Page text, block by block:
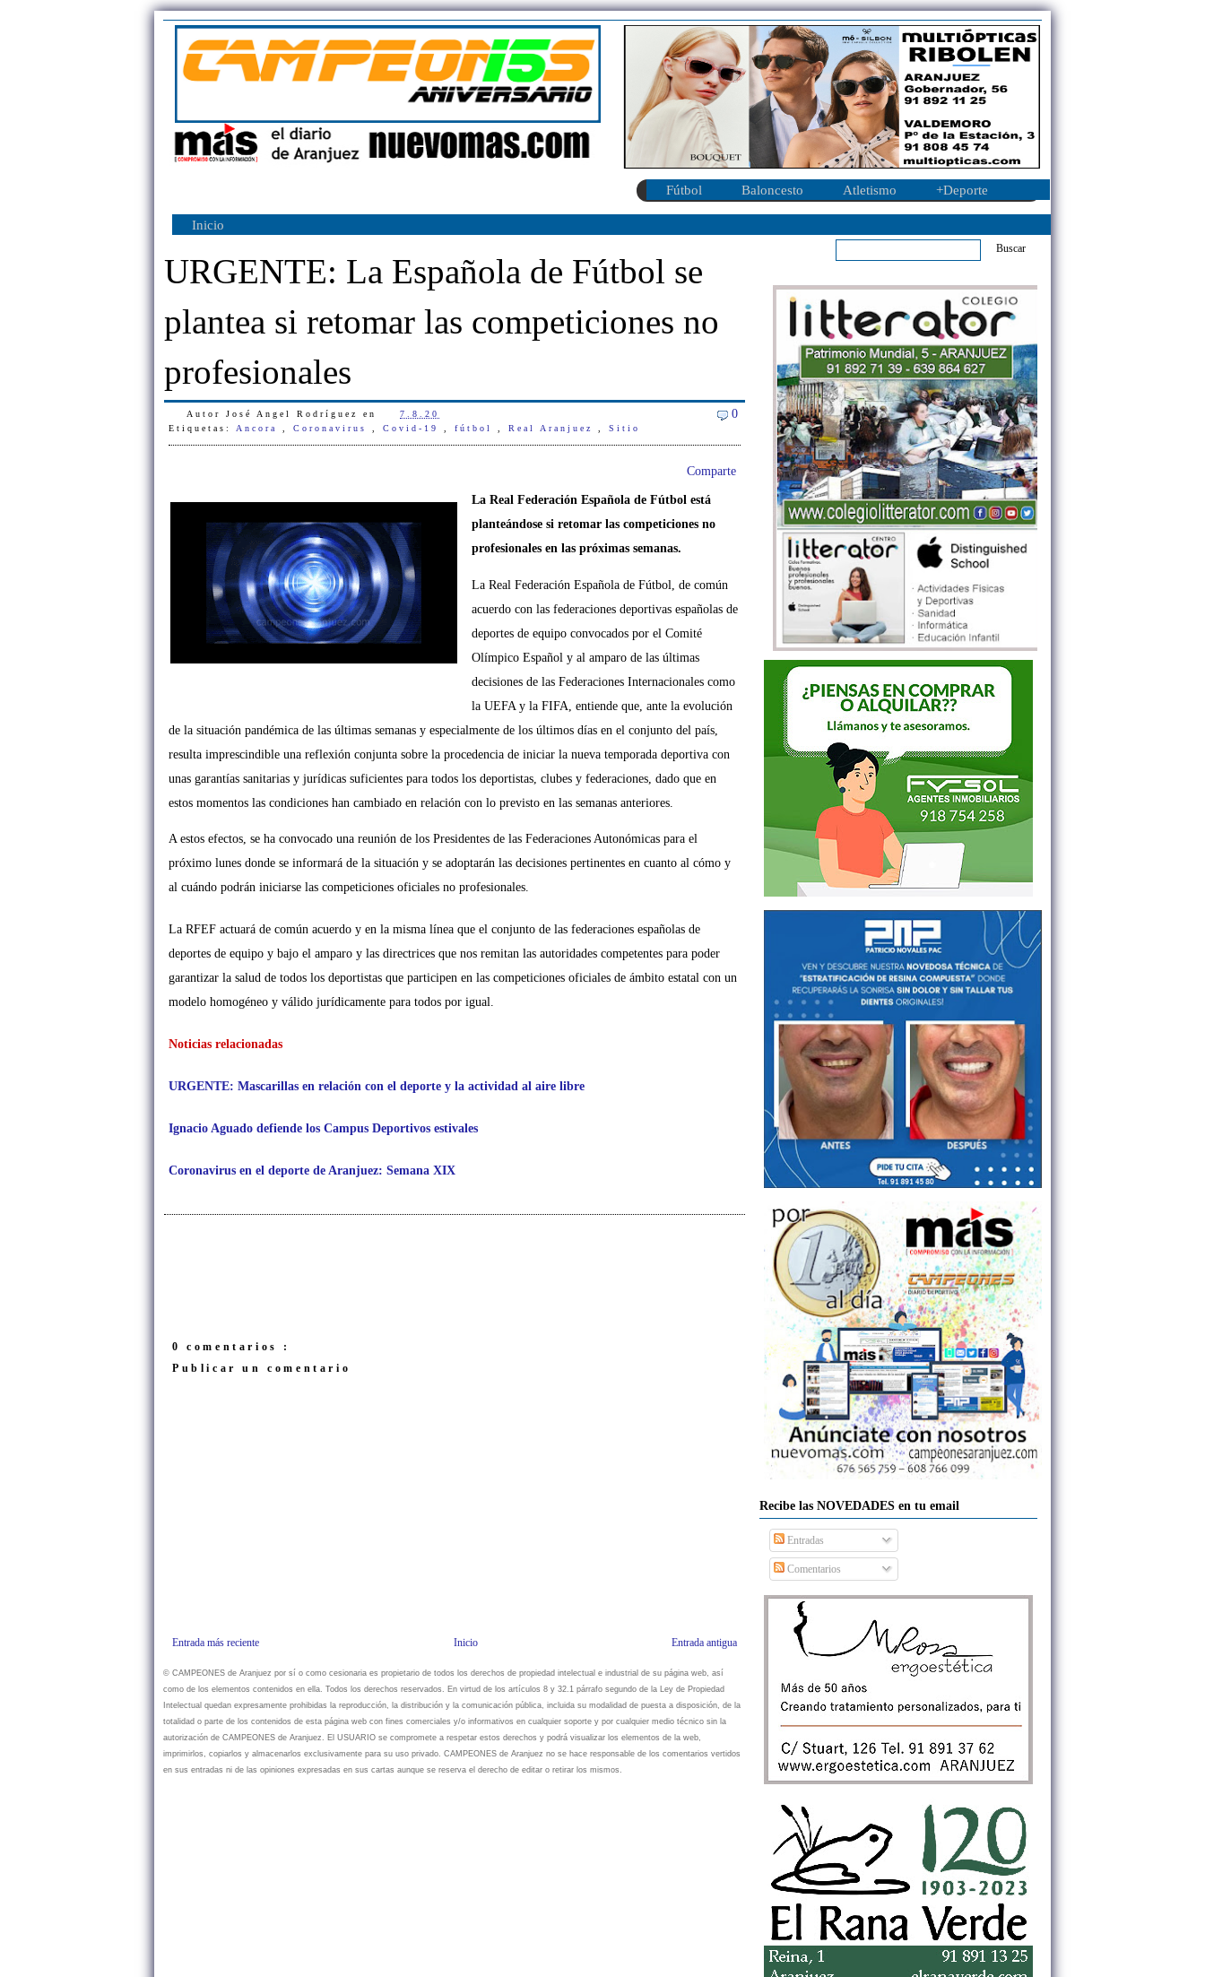
Fútbol Baloncesto Atletismo +Deporte
Inicio
URGENTE: La Española de Fútbol se
plantea si retomar las competiciones no
profesionales
Autor José Angel Rodríguez en 7.8.20 0
Etiquetas: Ancora Coronavirus Covid-19 fútbol Real Aranjuez Sitio
Comparte
La Real Federación Española de Fútbol está
planteándose si retomar las competiciones no
profesionales en las próximas semanas.
La Real Federación Española de Fútbol, de común
acuerdo con las federaciones deportivas españolas de
deportes de equipo convocados por el Comité
Olímpico Español y al amparo de las últimas
decisiones de las Federaciones Internacionales como
la UEFA y la FIFA, entiende que, ante la evolución
de la situación pandémica de las últimas semanas y especialmente de los últimos días en el conjunto del país,
resulta imprescindible una reflexión conjunta sobre la procedencia de iniciar la nueva temporada deportiva con
unas garantías sanitarias y jurídicas suficientes para todos los deportistas, clubes y federaciones, dado que en
estos momentos las condiciones han cambiado en relación con lo previsto en las semanas anteriores.
A estos efectos, se ha convocado una reunión de los Presidentes de las Federaciones Autonómicas para el
próximo lunes donde se informará de la situación y se adoptarán las decisiones pertinentes en cuanto al cómo y
al cuándo podrán iniciarse las competiciones oficiales no profesionales.
La RFEF actuará de común acuerdo y en la misma línea que el conjunto de las federaciones españolas de
deportes de equipo y bajo el amparo y las directrices que nos remitan las autoridades competentes para poder
garantizar la salud de todos los deportistas que participen en las competiciones oficiales de ámbito estatal con un
modelo homogéneo y válido jurídicamente para todos por igual.
Noticias relacionadas
URGENTE: Mascarillas en relación con el deporte y la actividad al aire libre
Ignacio Aguado defiende los Campus Deportivos estivales
Coronavirus en el deporte de Aranjuez: Semana XIX
0 comentarios :
Publicar un comentario
Entrada más reciente Entrada antigua
Inicio
© CAMPEONES de Aranjuez por sí o como cesionaria es propietario de todos los derechos de propiedad intelectual e industrial de su página web, así
como de los elementos contenidos en ella. Todos los derechos reservados. En virtud de los artículos 8 y 32.1 párrafo segundo de la Ley de Propiedad
Intelectual quedan expresamente prohibidas la reproducción, la distribución y la comunicación pública, incluida su modalidad de puesta a disposición, de la
totalidad o parte de los contenidos de esta página web con fines comerciales y/o informativos en cualquier soporte y por cualquier medio técnico sin la
autorización de CAMPEONES de Aranjuez. El USUARIO se compromete a respetar estos derechos y podrá visualizar los elementos de la web,
imprimirlos, copiarlos y almacenarlos exclusivamente para su uso privado. CAMPEONES de Aranjuez no se hace responsable de los comentarios vertidos
en sus entradas ni de las opiniones expresadas en sus cartas aunque se reserva el derecho de editar o retirar los mismos.
Recibe las NOVEDADES en tu email
Entradas
Comentarios